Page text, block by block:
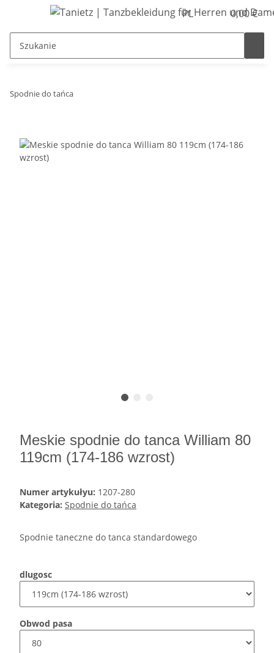
PL 0,00 €
Spodnie do tańca
Meskie spodnie do tanca William 80
119cm (174-186 wzrost)
Numer artykułyu: 1207-280
Kategoria: Spodnie do tańca
Spodnie taneczne do tanca standardowego
dlugosc
Obwod pasa